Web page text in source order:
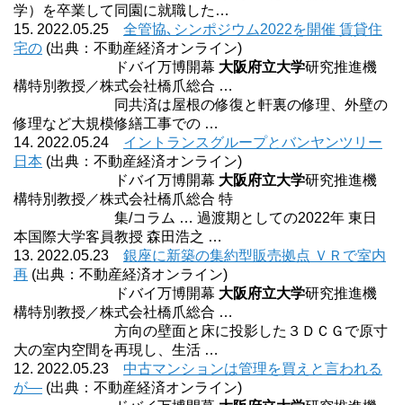
学）を卒業して同園に就職した…
15. 2022.05.25 全管協､シンポジウム2022を開催 賃貸住
宅の (出典：不動産経済オンライン)
ドバイ万博開幕 大阪府立大学研究推進機
構特別教授／株式会社橋爪総合 …
同共済は屋根の修復と軒裏の修理、外壁の
修理など大規模修繕工事での …
14. 2022.05.24 イントランスグループとバンヤンツリー
日本 (出典：不動産経済オンライン)
ドバイ万博開幕 大阪府立大学研究推進機
構特別教授／株式会社橋爪総合 特
集/コラム … 過渡期としての2022年 東日
本国際大学客員教授 森田浩之 …
13. 2022.05.23 銀座に新築の集約型販売拠点 ＶＲで室内
再 (出典：不動産経済オンライン)
ドバイ万博開幕 大阪府立大学研究推進機
構特別教授／株式会社橋爪総合 …
方向の壁面と床に投影した３ＤＣＧで原寸
大の室内空間を再現し、生活 …
12. 2022.05.23 中古マンションは管理を買えと言われる
が― (出典：不動産経済オンライン)